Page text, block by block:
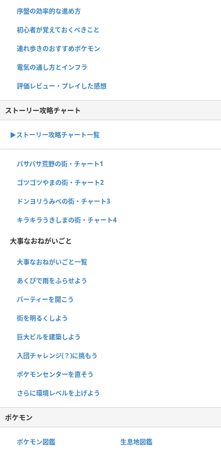
序盤の効率的な進め方
初心者が覚えておくべきこと
連れ歩きのおすすめポケモン
電気の通し方とインフラ
評価レビュー・プレイした感想
ストーリー攻略チャート
▶ストーリー攻略チャート一覧
パサパサ荒野の街・チャート1
ゴツゴツやまの街・チャート2
ドンヨリうみべの街・チャート3
キラキラうきしまの街・チャート4
大事なおねがいごと
大事なおねがいごと一覧
あくびで雨をふらせよう
パーティーを開こう
街を明るくしよう
巨大ビルを建築しよう
入団チャレンジ(？)に挑もう
ポケモンセンターを直そう
さらに環境レベルを上げよう
ポケモン
ポケモン図鑑 生息地図鑑